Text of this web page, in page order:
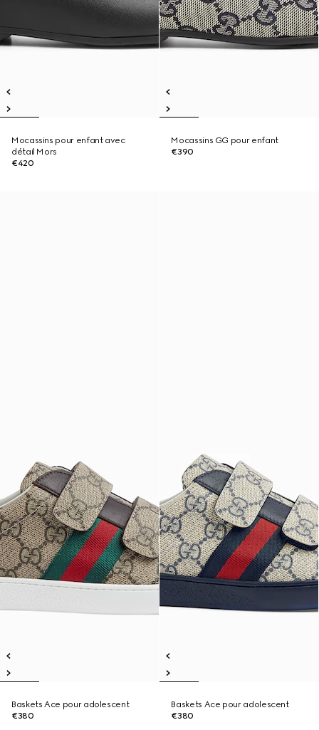
Mocassins pour enfant avec
détail Mors
€420
Mocassins GG pour enfant
€390
Baskets Ace pour adolescent
€380
Baskets Ace pour adolescent
€380